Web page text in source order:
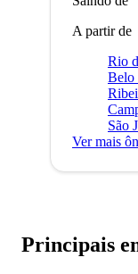
A partir de
Rio
Belo
São
Ver mais
Principais